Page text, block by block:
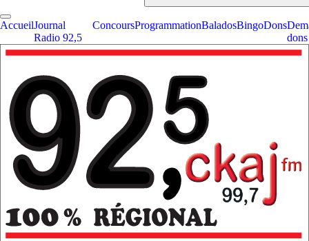
AccueilJournal
Radio 92,5
ConcoursProgrammationBaladosBingoDons
dons